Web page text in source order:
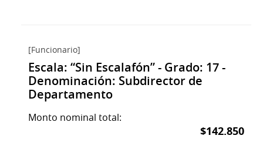
[Funcionario]
Escala: “Sin Escalafón” - Grado: 17 -
Denominación: Subdirector de
Departamento
Monto nominal total:
$142.850